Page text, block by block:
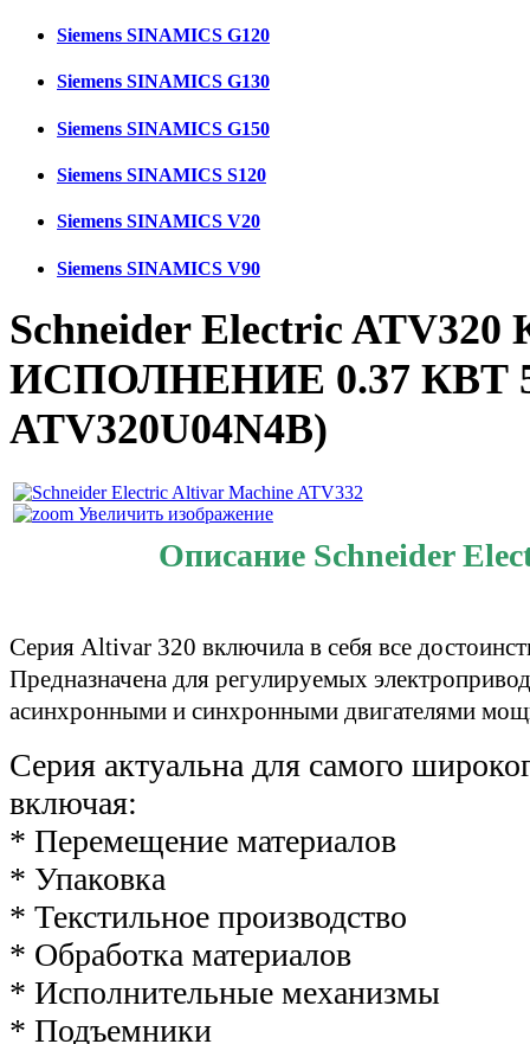
Siemens SINAMICS G120
Siemens SINAMICS G130
Siemens SINAMICS G150
Siemens SINAMICS S120
Siemens SINAMICS V20
Siemens SINAMICS V90
Schneider Electric
ИСПОЛНЕНИЕ 0.37 КВТ
ATV320U04N4B)
Увеличить изображение
Описание Schneider
Серия Altivar 320 включила в себя все
Предназначена для регулируемых
асинхронными и синхронными двигателями
Серия актуальна для самого
включая:
* Перемещение материалов
* Упаковка
* Текстильное производство
* Обработка материалов
* Исполнительные механизмы
* Подъемники